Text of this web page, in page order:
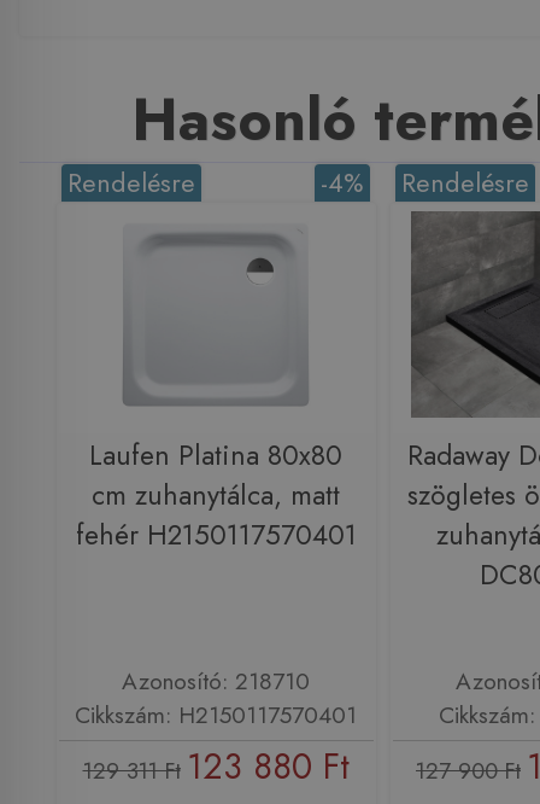
Hasonló
-4%
Rendelésre
Laufen Platina 80x80
cm zuhanytálca, matt
fehér H2150117570401
Azonosító: 218710
Cikkszám: H2150117570401
129 311 Ft 123 880 Ft
Rendelésre
Radaway
szögletes
127 900 Ft